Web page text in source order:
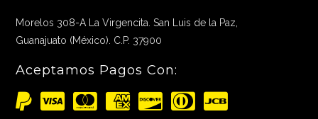
Morelos 308-A La Virgencita. San Luis de la Paz,
Guanajuato (México). C.P. 37900
Aceptamos Pagos Con: